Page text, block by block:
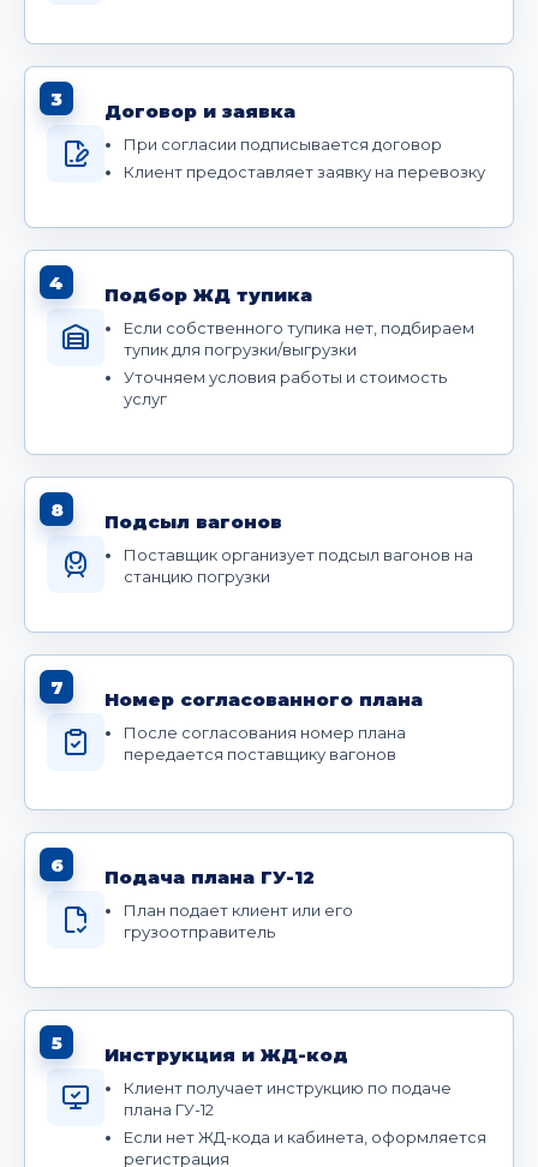
3
Договор и заявка
При согласии подписывается договор
Клиент предоставляет заявку на перевозку
4
Подбор ЖД тупика
Если собственного тупика нет, подбираем
тупик для погрузки/выгрузки
Уточняем условия работы и стоимость
услуг
8
Подсыл вагонов
Поставщик организует подсыл вагонов на
станцию погрузки
7
Номер согласованного плана
После согласования номер плана
передается поставщику вагонов
6
Подача плана ГУ-12
План подает клиент или его
грузоотправитель
5
Инструкция и ЖД-код
Клиент получает инструкцию по подаче
плана ГУ-12
Если нет ЖД-кода и кабинета, оформляется
регистрация